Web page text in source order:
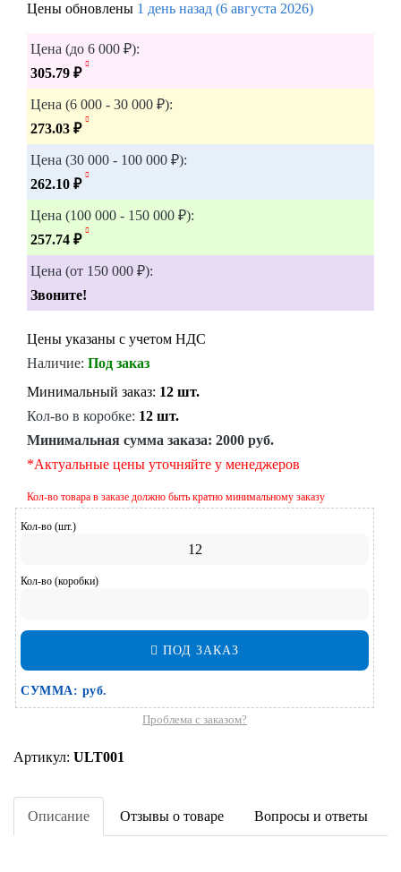
Цены обновлены 1 день назад (6 августа 2026)
Цена (до 6 000 ₽):
305.79 ₽
Цена (6 000 - 30 000 ₽):
273.03 ₽
Цена (30 000 - 100 000 ₽):
262.10 ₽
Цена (100 000 - 150 000 ₽):
257.74 ₽
Цена (от 150 000 ₽):
Звоните!
Цены указаны с учетом НДС
Наличие: Под заказ
Минимальный заказ: 12 шт.
Кол-во в коробке: 12 шт.
Минимальная сумма заказа: 2000 руб.
*Актуальные цены уточняйте у менеджеров
Кол-во товара в заказе должно быть кратно минимальному заказу
Кол-во (шт.)
Кол-во (коробки)
ПОД ЗАКАЗ
СУММА: руб.
Проблема с заказом?
Артикул: ULT001
Описание Отзывы о товаре Вопросы и ответы